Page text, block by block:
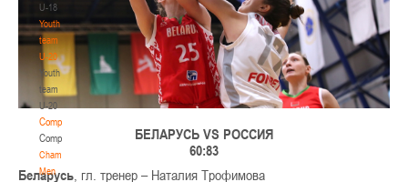
U-18
Youth
team
U-20
Youth
team
U-20
Competition
Competition
Championship.
Men
БЕЛАРУСЬ VS РОССИЯ
60:83
Беларусь , гл. тренер – Наталия Трофимова